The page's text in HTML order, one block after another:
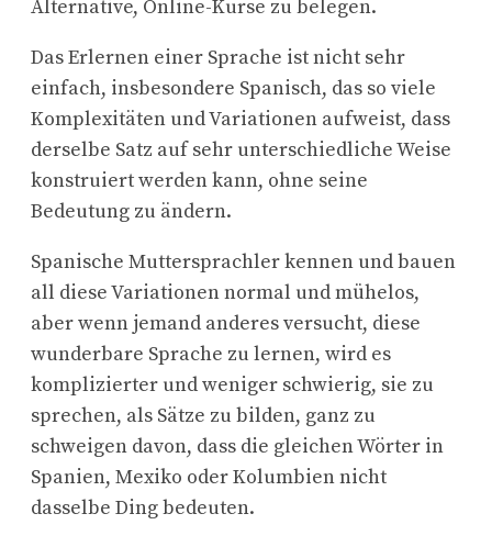
Alternative, Online-Kurse zu belegen.
Das Erlernen einer Sprache ist nicht sehr
einfach, insbesondere Spanisch, das so viele
Komplexitäten und Variationen aufweist, dass
derselbe Satz auf sehr unterschiedliche Weise
konstruiert werden kann, ohne seine
Bedeutung zu ändern.
Spanische Muttersprachler kennen und bauen
all diese Variationen normal und mühelos,
aber wenn jemand anderes versucht, diese
wunderbare Sprache zu lernen, wird es
komplizierter und weniger schwierig, sie zu
sprechen, als Sätze zu bilden, ganz zu
schweigen davon, dass die gleichen Wörter in
Spanien, Mexiko oder Kolumbien nicht
dasselbe Ding bedeuten.